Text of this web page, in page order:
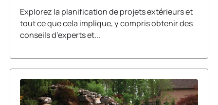
Explorez la planification de projets extérieurs et
tout ce que cela implique, y compris obtenir des
conseils d’experts et...